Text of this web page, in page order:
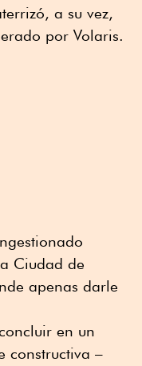
a su vez,
por Volaris.
Ciudad de
apenas darle
en un
constructiva –